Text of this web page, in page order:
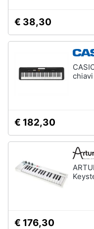
€ 38,30
€ 182,30
€ 176,30